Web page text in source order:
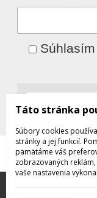
Súhlasím
© 2026
Táto stránka
Súbory cookies
stránky a jej funkcií.
pamätáme váš
zobrazovaných
vaše nastavenia